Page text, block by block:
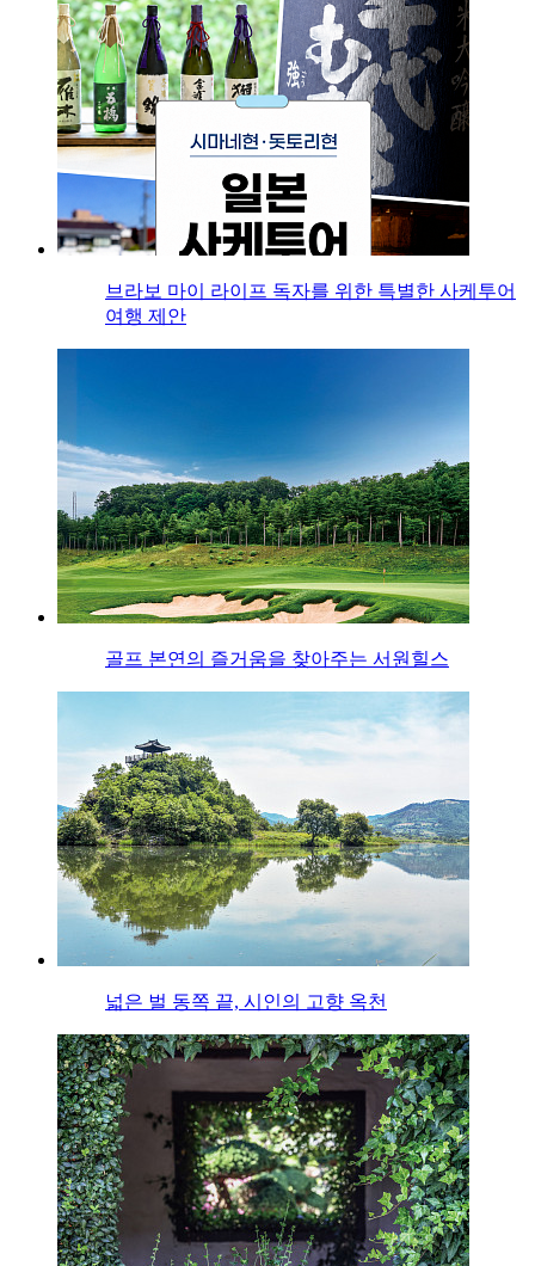
브라보 마이 라이프 독자를 위한 특별한 사케투어
여행 제안
골프 본연의 즐거움을 찾아주는 서원힐스
넓은 벌 동쪽 끝, 시인의 고향 옥천